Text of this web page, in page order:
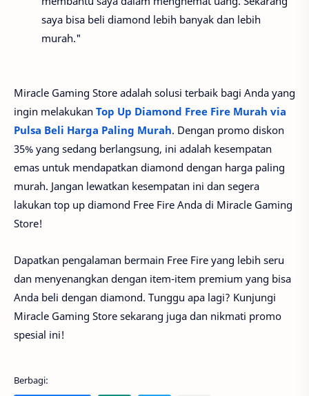
saya bisa beli diamond lebih banyak dan lebih
murah."
Miracle Gaming Store adalah solusi terbaik bagi Anda yang
ingin melakukan Top Up Diamond Free Fire Murah via
Pulsa Beli Harga Paling Murah. Dengan promo diskon
35% yang sedang berlangsung, ini adalah kesempatan
emas untuk mendapatkan diamond dengan harga paling
murah. Jangan lewatkan kesempatan ini dan segera
lakukan top up diamond Free Fire Anda di Miracle Gaming
Store!
Dapatkan pengalaman bermain Free Fire yang lebih seru
dan menyenangkan dengan item-item premium yang bisa
Anda beli dengan diamond. Tunggu apa lagi? Kunjungi
Miracle Gaming Store sekarang juga dan nikmati promo
spesial ini!